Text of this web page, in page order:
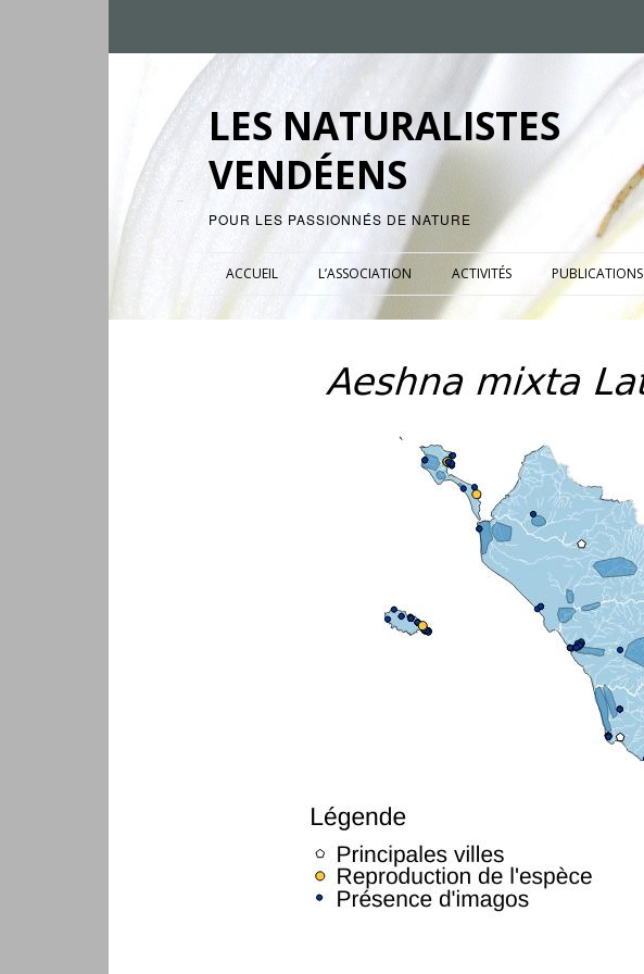
LES NATURALISTES
VENDÉENS
POUR LES PASSIONNÉS DE NATURE
ACCUEIL L’ASSOCIATION ACTIVITÉS PUBLICATIONS